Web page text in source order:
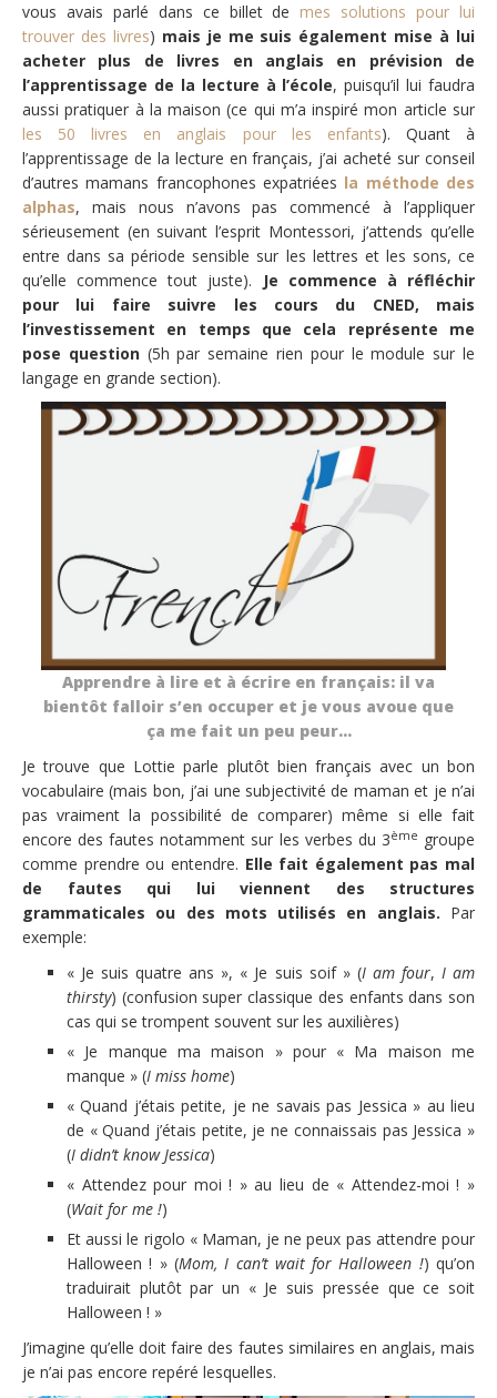
vous avais parlé dans ce billet demes solutions pour lui
trouver des livres) mais je me suis également mise à lui
acheter plus de livres en anglais en prévision de
l’apprentissage de la lecture à l’école, puisqu’il lui faudra
aussi pratiquer à la maison (ce qui m’a inspiré mon article sur
les 50 livres en anglais pour les enfants). Quant à
l’apprentissage de la lecture en français, j’ai acheté sur conseil
d’autres mamans francophones expatriées la méthode des
alphas, mais nous n’avons pas commencé à l’appliquer
sérieusement (en suivant l’esprit Montessori, j’attends qu’elle
entre dans sa période sensible sur les lettres et les sons, ce
qu’elle commence tout juste).
Je commence à réfléchir
pour lui faire suivre les cours du CNED, mais
l’investissement en temps que cela représente me
pose question(5h par semaine rien pour le module sur le
langage en grande section).
Apprendre à lire et à écrire en français: il va
bientôt falloir s’en occuper et je vous avoue que
ça me fait un peu peur…
Je trouve que Lottie parle plutôt bien français avec un bon
vocabulaire (mais bon, j’ai une subjectivité de maman et je n’ai
pas vraiment la possibilité de comparer) même si elle fait
encore des fautes notamment sur les verbes du 3ème groupe
comme prendre ou entendre. Elle fait également pas mal
de fautes qui lui viennent des structures
grammaticales ou des mots utilisés en anglais. Par
exemple:
« Je suis quatre ans », « Je suis soif » (I am four, I am
thirsty) (confusion super classique des enfants dans son
cas qui se trompent souvent sur les auxilières)
« Je manque ma maison » pour « Ma maison me
manque » (I miss home)
« Quand j’étais petite, je ne savais pas Jessica » au lieu
de « Quand j’étais petite, je ne connaissais pas Jessica »
(I didn’t know Jessica)
« Attendez pour moi ! » au lieu de « Attendez-moi ! »
(Wait for me !)
Et aussi le rigolo « Maman, je ne peux pas attendre pour
Halloween ! » (Mom, I can’t wait for Halloween !) qu’on
traduirait plutôt par un « Je suis pressée que ce soit
Halloween ! »
J’imagine qu’elle doit faire des fautes similaires en anglais, mais
je n’ai pas encore repéré lesquelles.